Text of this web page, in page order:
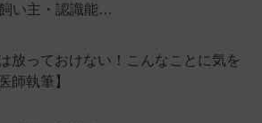
い主・認識能…
放っておけない！こんなことに気を
師執筆】